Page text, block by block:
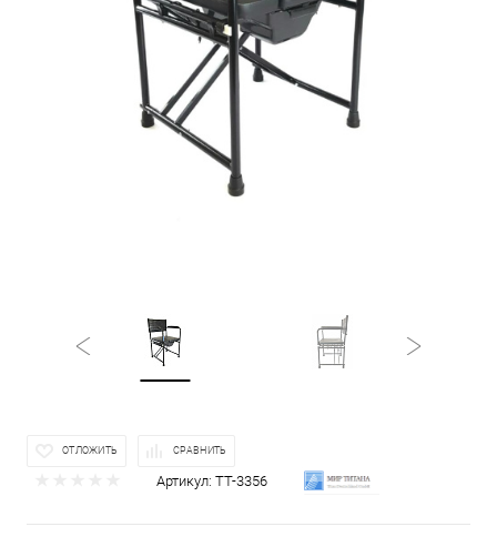
ОТЛОЖИТЬ СРАВНИТЬ
Артикул: ТТ-3356